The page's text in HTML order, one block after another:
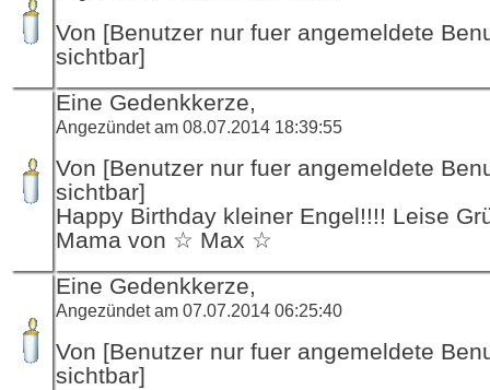
Von [Benutzer nur fuer angemeldete
sichtbar]
Eine Gedenkkerze,
Angezündet am 08.07.2014 18:39:55
Von [Benutzer nur fuer angemeldete
sichtbar]
Happy Birthday kleiner Engel!!!! Leise
Mama von ☆ Max ☆
Eine Gedenkkerze,
Angezündet am 07.07.2014 06:25:40
Von [Benutzer nur fuer angemeldete
sichtbar]